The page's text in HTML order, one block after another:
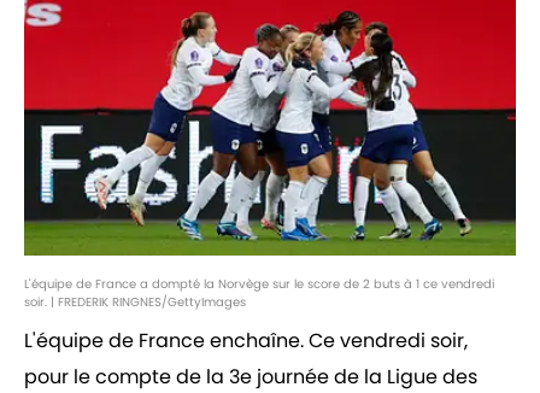
L'équipe de France a dompté la Norvège sur le score de 2 buts à 1 ce vendredi
soir. | FREDERIK RINGNES/GettyImages
L'équipe de France enchaîne. Ce vendredi soir,
pour le compte de la 3e journée de la Ligue des